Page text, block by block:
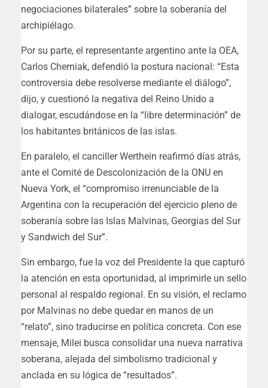
negociaciones bilaterales” sobre la soberanía del
archipiélago.
Por su parte, el representante argentino ante la OEA,
Carlos Cherniak, defendió la postura nacional: “Esta
controversia debe resolverse mediante el diálogo”,
dijo, y cuestionó la negativa del Reino Unido a
dialogar, escudándose en la “libre determinación” de
los habitantes británicos de las islas.
En paralelo, el canciller Werthein reafirmó días atrás,
ante el Comité de Descolonización de la ONU en
Nueva York, el “compromiso irrenunciable de la
Argentina con la recuperación del ejercicio pleno de
soberanía sobre las Islas Malvinas, Georgias del Sur
y Sandwich del Sur”.
Sin embargo, fue la voz del Presidente la que capturó
la atención en esta oportunidad, al imprimirle un sello
personal al respaldo regional. En su visión, el reclamo
por Malvinas no debe quedar en manos de un
“relato”, sino traducirse en política concreta. Con ese
mensaje, Milei busca consolidar una nueva narrativa
soberana, alejada del simbolismo tradicional y
anclada en su lógica de “resultados”.